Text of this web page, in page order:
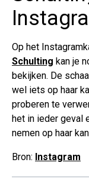
Op het
Schulting kan je
bekijken. De
wel iets op haar
proberen te
het in ieder geval
nemen op haar
Bron: Instagram